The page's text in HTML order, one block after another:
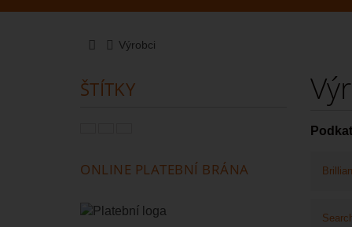
Výrobci
ŠTÍTKY
ONLINE PLATEBNÍ BRÁNA